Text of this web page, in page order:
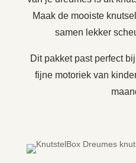
Maak de mooiste
samen lekker
Dit pakket past perfect
fijne motoriek van